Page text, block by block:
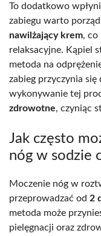
To dodatkowo
zabiegu warto
nawilżający krem, co
relaksacyjne. Kąpiel
metoda na
zabieg przyczynia
wykonywanie tej
zdrowotne, czyniąc
Jak często
nóg w sodzie
Moczenie nóg w
przeprowadzać od 2
metoda może
pielęgnacji oraz